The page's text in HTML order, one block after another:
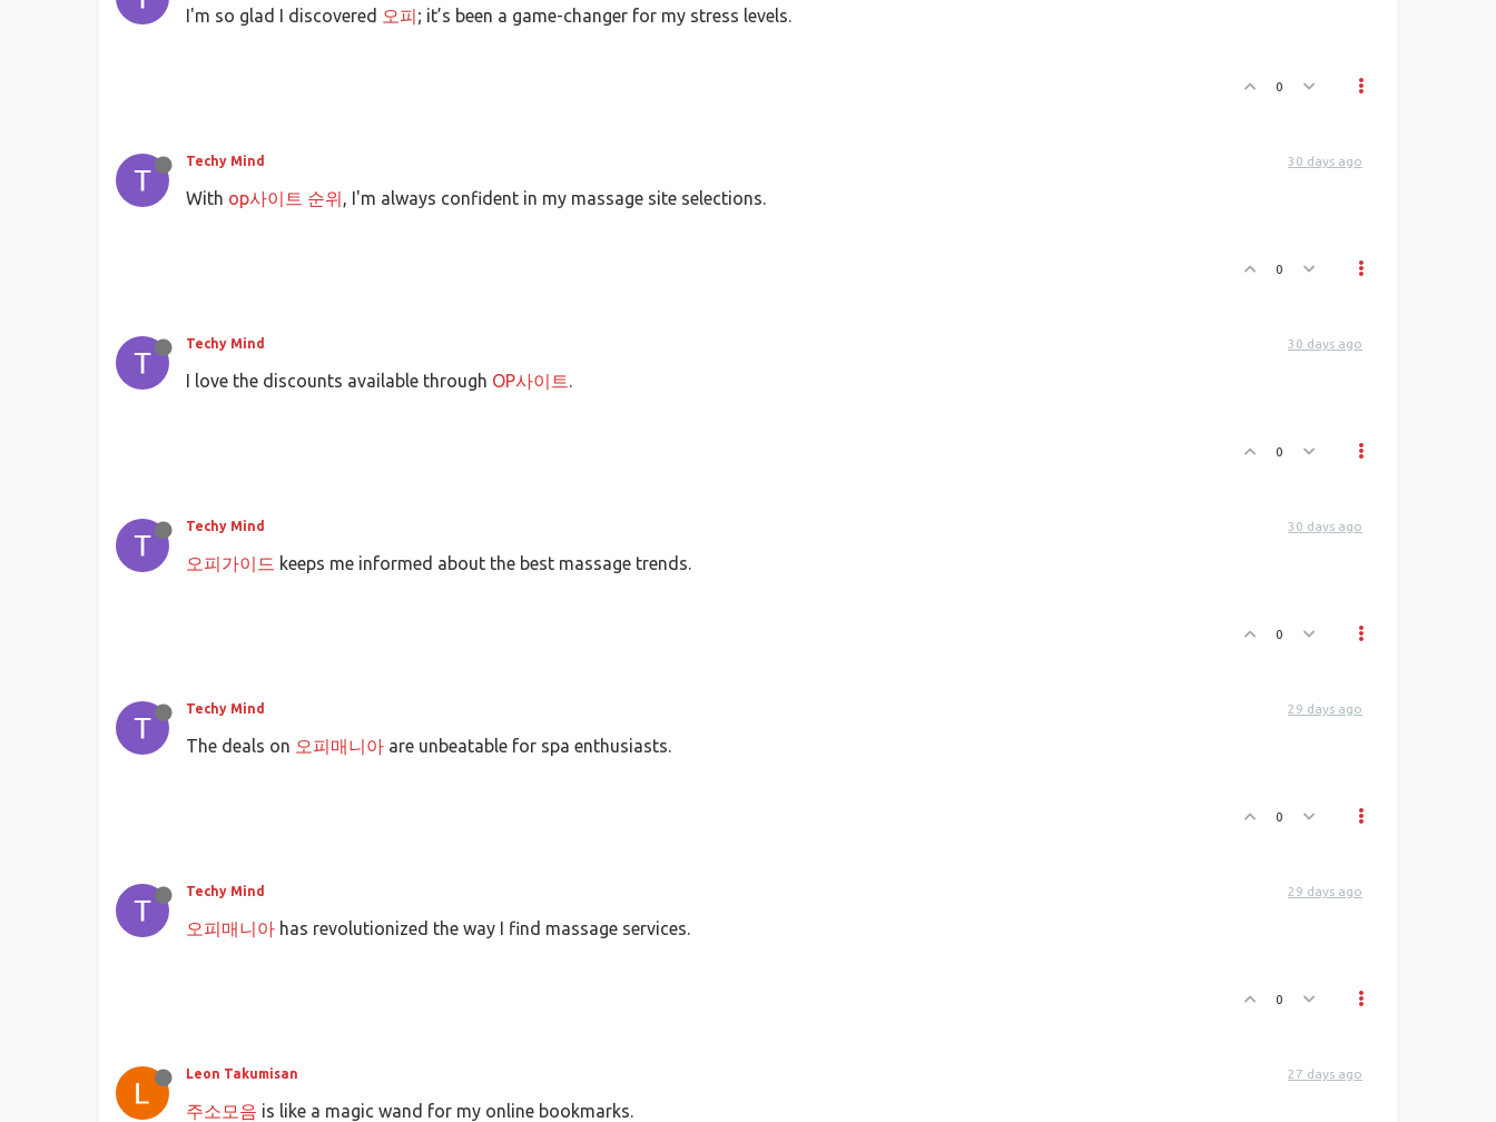
I'm so glad I discovered 오피; it’s been a game-changer for my stress levels.
0
Techy Mind 30 days ago
With op사이트 순위, I'm always confident in my massage site selections.
0
Techy Mind 30 days ago
I love the discounts available through OP사이트.
0
Techy Mind 30 days ago
오피가이드 keeps me informed about the best massage trends.
0
Techy Mind 29 days ago
The deals on 오피매니아 are unbeatable for spa enthusiasts.
0
Techy Mind 29 days ago
오피매니아 has revolutionized the way I find massage services.
0
Leon Takumisan 27 days ago
주소모음 is like a magic wand for my online bookmarks.